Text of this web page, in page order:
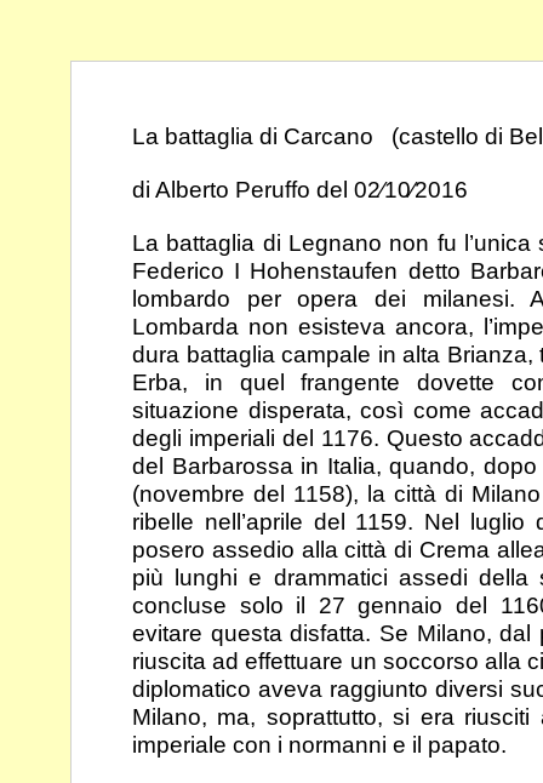
La battaglia di Carcano (castello di
di Alberto Peruffo del 02⁄10⁄2016
La battaglia di Legnano non fu l’unica
Federico I Hohenstaufen detto
lombardo per opera dei milanesi.
Lombarda non esisteva ancora,
dura battaglia campale in alta
Erba, in quel frangente dovette
situazione disperata, così come
degli imperiali del 1176. Questo
del Barbarossa in Italia, quando,
(novembre del 1158), la città di
ribelle nell’aprile del 1159. Nel luglio
posero assedio alla città di Crema
più lunghi e drammatici assedi
concluse solo il 27 gennaio del
evitare questa disfatta. Se Milano,
riuscita ad effettuare un soccorso alla
diplomatico aveva raggiunto diversi
Milano, ma, soprattutto, si era
imperiale con i normanni e il papato.